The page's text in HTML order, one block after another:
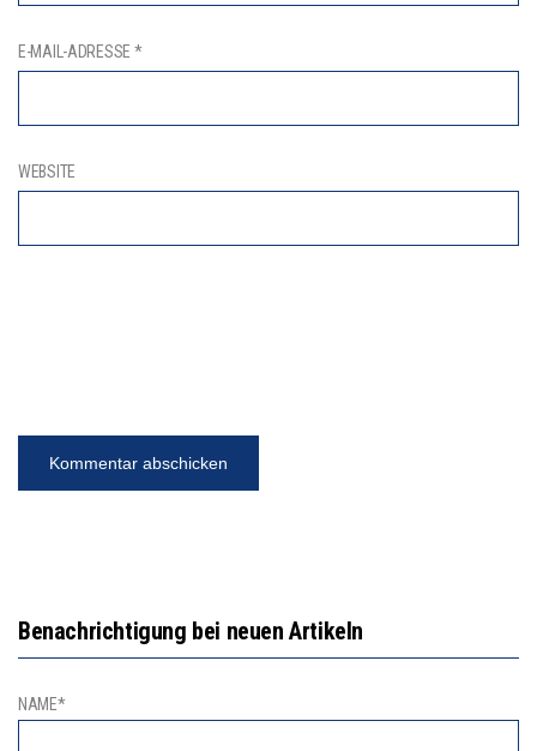
E-MAIL-ADRESSE *
WEBSITE
Benachrichtigung bei neuen Artikeln
NAME*